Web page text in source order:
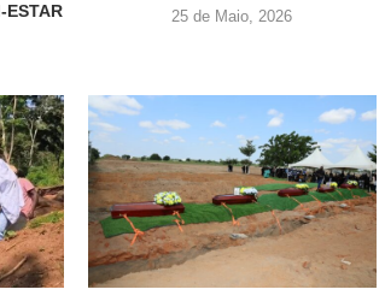
ESTAR
25 de Maio, 2026